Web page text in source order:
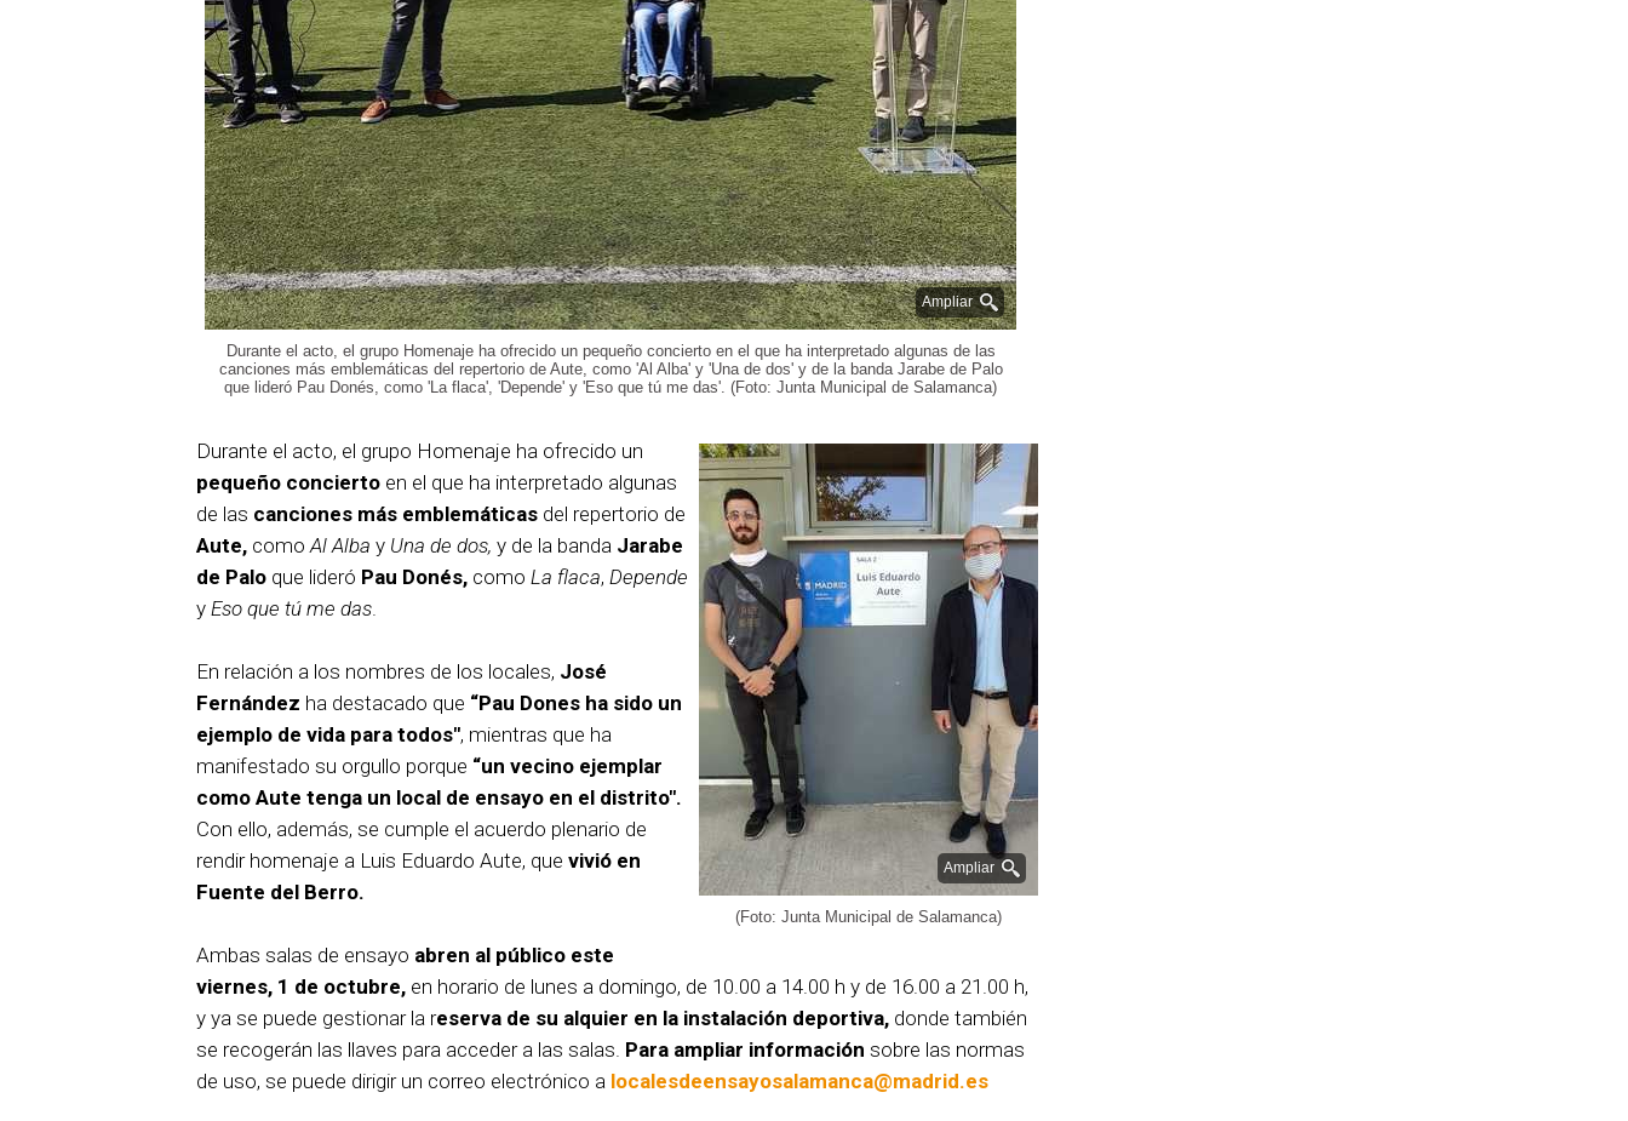
Ampliar
Durante el acto, el grupo Homenaje ha ofrecido un pequeño concierto en el que ha interpretado algunas de las
canciones más emblemáticas del repertorio de Aute, como 'Al Alba' y 'Una de dos' y de la banda Jarabe de Palo
que lideró Pau Donés, como 'La flaca', 'Depende' y 'Eso que tú me das'. (Foto: Junta Municipal de Salamanca)
Ampliar
(Foto: Junta Municipal de Salamanca)
Durante el acto, el grupo Homenaje ha ofrecido un
pequeño concierto en el que ha interpretado algunas
de las canciones más emblemáticas del repertorio de
Aute, comoAl Alba y Una de dos, y de la banda Jarabe
de Palo que lideró Pau Donés, como La flaca, Depende
y Eso que tú me das.
En relación a los nombres de los locales, José
Fernández ha destacado que “Pau Dones ha sido un
ejemplo de vida para todos", mientras que ha
manifestado su orgullo porque “un vecino ejemplar
como Aute tenga un local de ensayo en el distrito".
Con ello, además, se cumple el acuerdo plenario de
rendir homenaje a Luis Eduardo Aute, que vivió en
Fuente del Berro.
Ambas salas de ensayo abren al público este
viernes, 1 de octubre, en horario de lunes a domingo, de 10.00 a 14.00 h y de 16.00 a 21.00 h,
y ya se puede gestionar la reserva de su alquier en la instalación deportiva, donde también
se recogerán las llaves para acceder a las salas. Para ampliar información sobre las normas
de uso, se puede dirigir un correo electrónico a localesdeensayosalamanca@madrid.es